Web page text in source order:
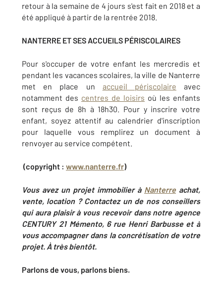
retour à la semaine de 4 jours s'est fait en 2018 et a
été appliqué à partir de la rentrée 2018.
NANTERRE ET SES ACCUEILS PÉRISCOLAIRES
Pour s'occuper de votre enfant les mercredis et
pendant les vacances scolaires, la ville de Nanterre
met en place un accueil périscolaire avec
notamment des centres de loisirs où les enfants
sont reçus de 8h à 18h30. Pour y inscrire votre
enfant, soyez attentif au calendrier d'inscription
pour laquelle vous remplirez un document à
renvoyer au service compétent.
(copyright : www.nanterre.fr)
Vous avez un projet immobilier à Nanterre achat,
vente, location ? Contactez un de nos conseillers
qui aura plaisir à vous recevoir dans notre agence
CENTURY 21 Mémento, 6 rue Henri Barbusse et à
vous accompagner dans la concrétisation de votre
projet. À très bientôt.
Parlons de vous, parlons biens.